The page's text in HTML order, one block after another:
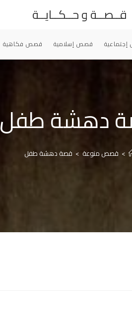
قــصــة و حــكــايــة
قصص إسلامية قصص فكاهية
دهشة طفل
> قصص منوعة > قصة دهشة طفل